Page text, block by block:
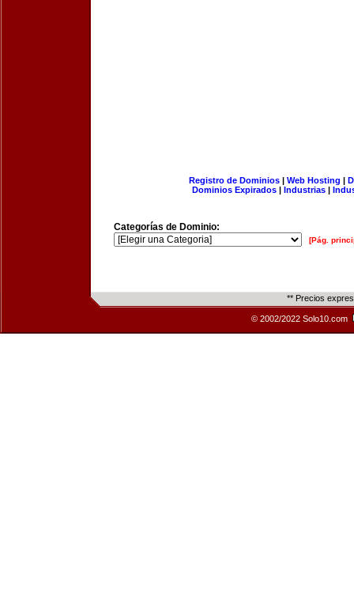
Registro de Dominios| Web Hosting |
Dominios Expirados | Industrias |
Categorías de Dominio:
[Pág.
** Precios
© 2002/2022 Solo10.com